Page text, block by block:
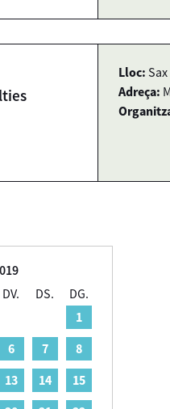
Lloc:
Adreça:
DV. DS.
DG.
1
6 7
8
13 14
15